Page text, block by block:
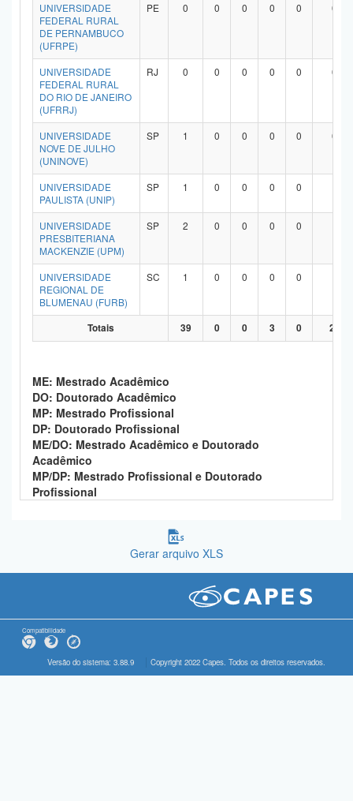
UNIVERSIDADE
FEDERAL RURAL
DE PERNAMBUCO
(UFRPE)
PE 0 0 0 0 0 0
UNIVERSIDADE
FEDERAL RURAL
DO RIO DE JANEIRO
(UFRRJ)
RJ 0 0 0 0 0 0
UNIVERSIDADE
NOVE DE JULHO
(UNINOVE)
SP 1 0 0 0 0 0
UNIVERSIDADE
PAULISTA (UNIP)
SP 1 0 0 0 0
UNIVERSIDADE
PRESBITERIANA
MACKENZIE (UPM)
SP 2 0 0 0 0
UNIVERSIDADE
REGIONAL DE
BLUMENAU (FURB)
SC 1 0 0 0 0
Totais 39 0 0 3 0 27
ME: Mestrado Acadêmico
DO: Doutorado Acadêmico
MP: Mestrado Profissional
DP: Doutorado Profissional
ME/DO: Mestrado Acadêmico e Doutorado
Acadêmico
MP/DP: Mestrado Profissional e Doutorado
Profissional
Gerar arquivo XLS
Compatibilidade
Versão do sistema: 3.88.9 Copyright 2022 Capes. Todos os direitos reservados.